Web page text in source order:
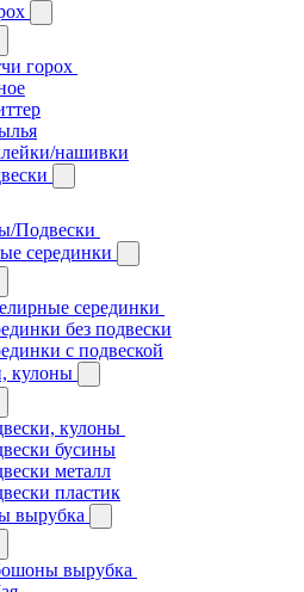
горох
нашивки
Подвески
серединки
серединки
без подвески
с подвеской
кулоны
кулоны
бусины
металл
пластик
вырубка
вырубка